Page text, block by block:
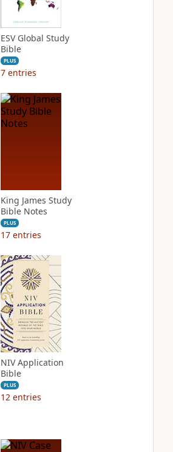
ESV Global Study
Bible
PLUS
7 entries
King James Study
Bible Notes
PLUS
17 entries
NIV Application
Bible
PLUS
12 entries